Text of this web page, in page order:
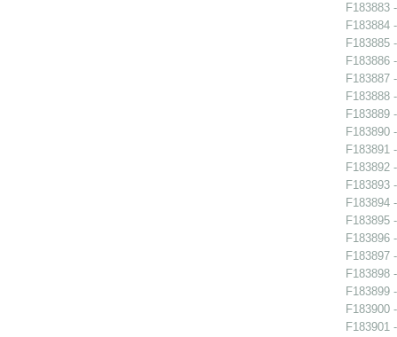
F183883
F183884
F183885
F183886
F183887
F183888
F183889
F183890
F183891
F183892
F183893
F183894
F183895
F183896
F183897
F183898
F183899
F183900
F183901